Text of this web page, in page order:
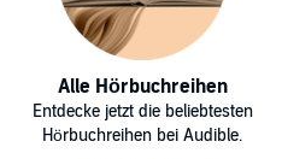
Alle Hörbuchreihen
Entdecke jetzt die beliebtesten
Hörbuchreihen bei Audible.